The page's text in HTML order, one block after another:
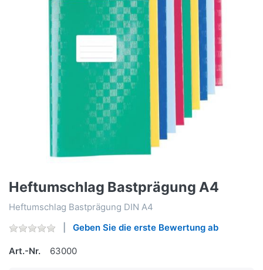
Heftumschlag Bastprägung A4
Heftumschlag Bastprägung DIN A4
Geben Sie die erste Bewertung ab
Art.-Nr. 63000